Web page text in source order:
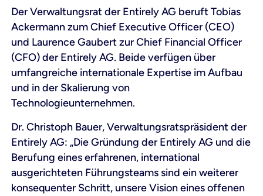
Der Verwaltungsrat der Entirely AG beruft Tobias
Ackermann zum Chief Executive Officer (CEO)
und Laurence Gaubert zur Chief Financial Officer
(CFO) der Entirely AG. Beide verfügen über
umfangreiche internationale Expertise im Aufbau
und in der Skalierung von
Technologieunternehmen.
Dr. Christoph Bauer, Verwaltungsratspräsident der
Entirely AG: „Die Gründung der Entirely AG und die
Berufung eines erfahrenen, international
ausgerichteten Führungsteams sind ein weiterer
konsequenter Schritt, unsere Vision eines offenen